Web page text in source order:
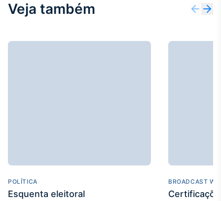
Veja também
POLÍTICA
Esquenta eleitoral
BROADCAST